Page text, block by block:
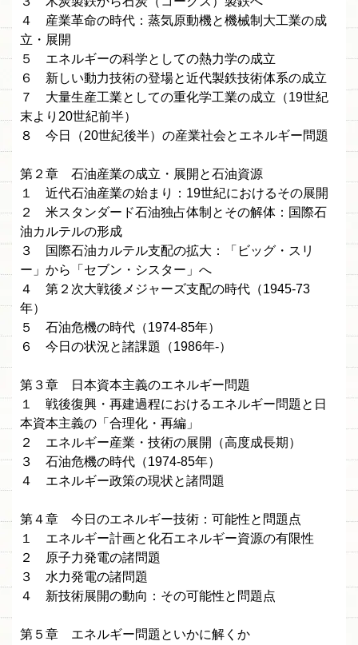
４ 産業革命の時代：蒸気原動機と機械制大工業の成
立・展開
５ エネルギーの科学としての熱力学の成立
６ 新しい動力技術の登場と近代製鉄技術体系の成立
７ 大量生産工業としての重化学工業の成立（19世紀
末より20世紀前半）
８ 今日（20世紀後半）の産業社会とエネルギー問題
第２章 石油産業の成立・展開と石油資源
１ 近代石油産業の始まり：19世紀におけるその展開
２ 米スタンダード石油独占体制とその解体：国際石
油カルテルの形成
３ 国際石油カルテル支配の拡大：「ビッグ・スリ
ー」から「セブン・シスター」へ
４ 第２次大戦後メジャーズ支配の時代（1945-73
年）
５ 石油危機の時代（1974-85年）
６ 今日の状況と諸課題（1986年-）
第３章 日本資本主義のエネルギー問題
１ 戦後復興・再建過程におけるエネルギー問題と日
本資本主義の「合理化・再編」
２ エネルギー産業・技術の展開（高度成長期）
３ 石油危機の時代（1974-85年）
４ エネルギー政策の現状と諸問題
第４章 今日のエネルギー技術：可能性と問題点
１ エネルギー計画と化石エネルギー資源の有限性
２ 原子力発電の諸問題
３ 水力発電の諸問題
４ 新技術展開の動向：その可能性と問題点
第５章 エネルギー問題といかに解くか